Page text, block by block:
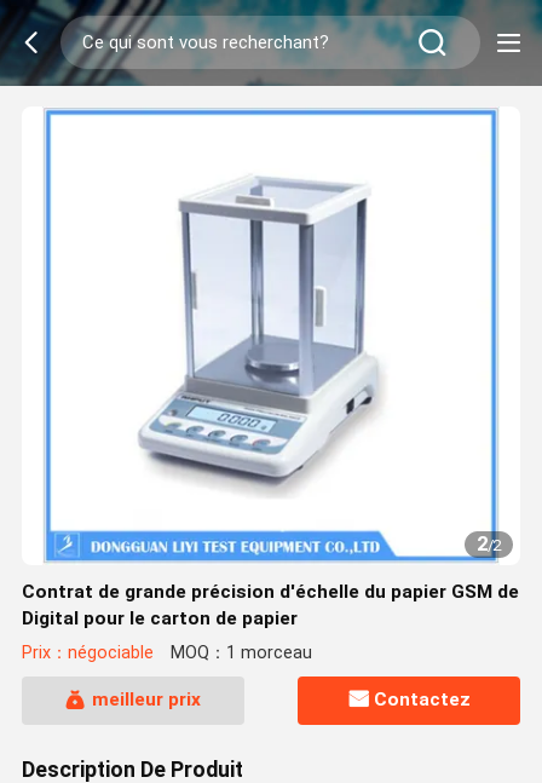
2/2
Contrat de grande précision d'échelle du papier GSM de
Digital pour le carton de papier
Prix：négociable MOQ：1 morceau
meilleur prix Contactez
Description De Produit